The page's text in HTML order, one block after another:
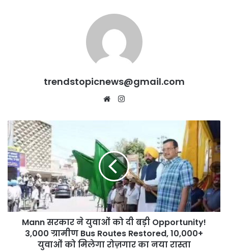
trendstopicnews@gmail.com
Website
Mann
सरकार
ने
युवाओं
को
दी
बड़ी
Opportunity!
3,000
ग्रामीणMann सरकार ने युवाओं को दी बड़ी Opportunity!
3,000 ग्रामीण Bus Routes Restored, 10,000+
युवाओं को मिलेगा रोज़गार का नया रास्ता